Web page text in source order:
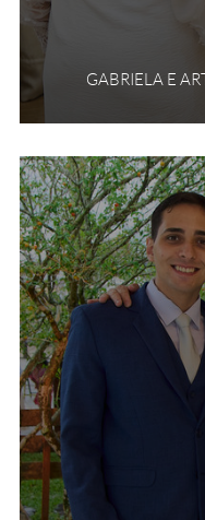
GABRIELA E